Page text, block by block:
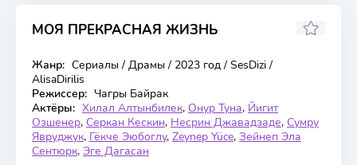
МОЯ ПРЕКРАСНАЯ ЖИЗНЬ
30 серия
8.306 5.6
Жанр: Сериалы / Драмы / 2023 год / SesDizi /
AlisaDirilis
Режиссер: Чагры Байрак
Актёры: Хилал Алтынбилек, Онур Туна, Йигит
Озшенер, Серкан Кескин, Несрин Джавадзаде, Сумру
Явруджук, Гёкче Эюбоглу, Zeynep Yüce, Зейнеп Эла
Сентюрк, Эге Дагасан